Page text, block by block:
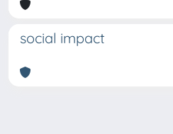
social impact